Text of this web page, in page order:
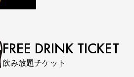
FREE DRINK TICKET
飲み放題チケット